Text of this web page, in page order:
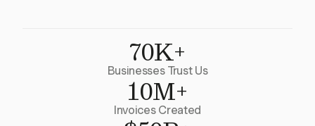
70K+
Businesses Trust Us
10M+
Invoices Created